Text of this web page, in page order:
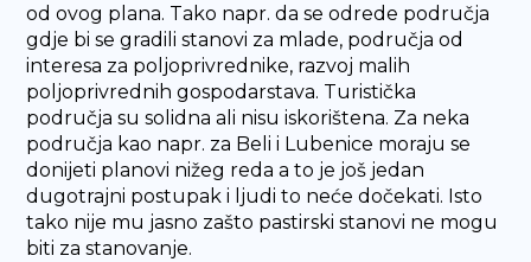
od ovog plana. Tako napr. da se odrede područja
gdje bi se gradili stanovi za mlade, područja od
interesa za poljoprivrednike, razvoj malih
poljoprivrednih gospodarstava. Turistička
područja su solidna ali nisu iskorištena. Za neka
područja kao napr. za Beli i Lubenice moraju se
donijeti planovi nižeg reda a to je još jedan
dugotrajni postupak i ljudi to neće dočekati. Isto
tako nije mu jasno zašto pastirski stanovi ne mogu
biti za stanovanje.